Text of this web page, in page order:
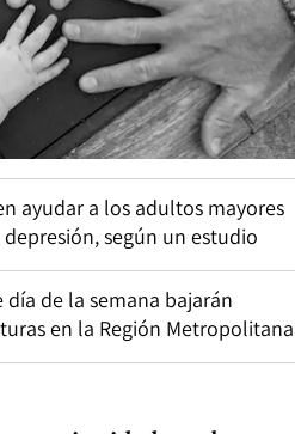
ayudar a los adultos mayores
según un estudio
de la semana bajarán
en la Región Metropolitana